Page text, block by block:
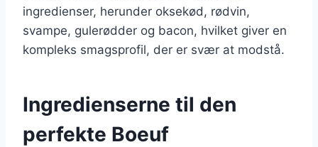
ingredienser, herunder oksekød, rødvin,
svampe, gulerødder og bacon, hvilket giver en
kompleks smagsprofil, der er svær at modstå.
Ingredienserne til den
perfekte Boeuf